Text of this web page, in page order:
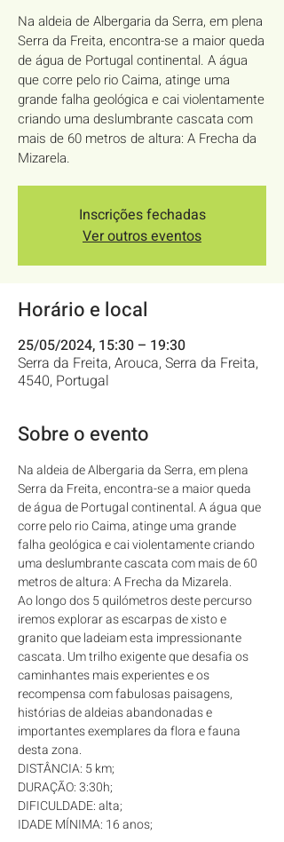
Na aldeia de Albergaria da Serra, em plena
Serra da Freita, encontra-se a maior queda
de água de Portugal continental. A água
que corre pelo rio Caima, atinge uma
grande falha geológica e cai violentamente
criando uma deslumbrante cascata com
mais de 60 metros de altura: A Frecha da
Mizarela.
Inscrições fechadas
Ver outros eventos
Horário e local
25/05/2024, 15:30 – 19:30
Serra da Freita, Arouca, Serra da Freita,
4540, Portugal
Sobre o evento
Na aldeia de Albergaria da Serra, em plena
Serra da Freita, encontra-se a maior queda
de água de Portugal continental. A água que
corre pelo rio Caima, atinge uma grande
falha geológica e cai violentamente criando
uma deslumbrante cascata com mais de 60
metros de altura: A Frecha da Mizarela.
Ao longo dos 5 quilómetros deste percurso
iremos explorar as escarpas de xisto e
granito que ladeiam esta impressionante
cascata. Um trilho exigente que desafia os
caminhantes mais experientes e os
recompensa com fabulosas paisagens,
histórias de aldeias abandonadas e
importantes exemplares da flora e fauna
desta zona.
DISTÂNCIA: 5 km;
DURAÇÃO: 3:30h;
DIFICULDADE: alta;
IDADE MÍNIMA: 16 anos;